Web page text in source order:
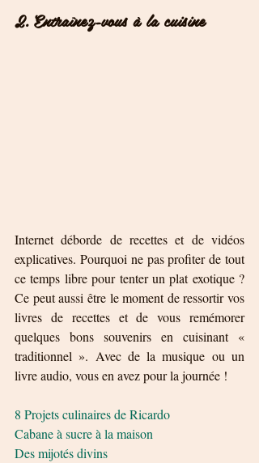
2. Entraînez-vous à la cuisine
Internet déborde de recettes et de vidéos
explicatives. Pourquoi ne pas profiter de tout
ce temps libre pour tenter un plat exotique ?
Ce peut aussi être le moment de ressortir vos
livres de recettes et de vous remémorer
quelques bons souvenirs en cuisinant «
traditionnel ». Avec de la musique ou un
livre audio, vous en avez pour la journée !
8 Projets culinaires de Ricardo
Cabane à sucre à la maison
Des mijotés divins